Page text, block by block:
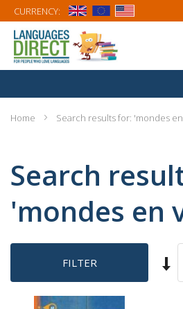
CURRENCY:
Home Search results for: 'mondes
Search
'mondes en
FILTER
Sort